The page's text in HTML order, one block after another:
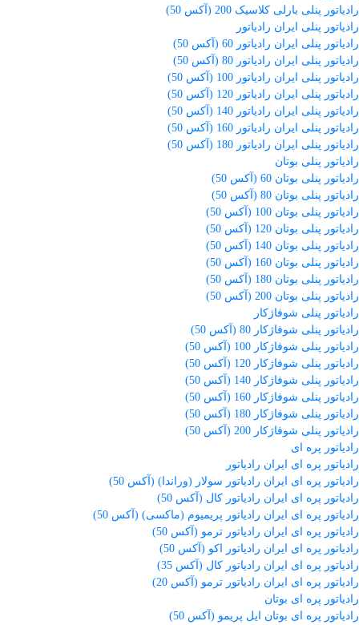
رادیاتور پنلی بارلی کلاسیک 200 (آکس 50)
رادیاتور پنلی ایران رادیاتور
رادیاتور پنلی ایران رادیاتور 60 (آکس 50)
رادیاتور پنلی ایران رادیاتور 80 (آکس 50)
رادیاتور پنلی ایران رادیاتور 100 (آکس 50)
رادیاتور پنلی ایران رادیاتور 120 (آکس 50)
رادیاتور پنلی ایران رادیاتور 140 (آکس 50)
رادیاتور پنلی ایران رادیاتور 160 (آکس 50)
رادیاتور پنلی ایران رادیاتور 180 (آکس 50)
رادیاتور پنلی بوتان
رادیاتور پنلی بوتان 60 (آکس 50)
رادیاتور پنلی بوتان 80 (آکس 50)
رادیاتور پنلی بوتان 100 (آکس 50)
رادیاتور پنلی بوتان 120 (آکس 50)
رادیاتور پنلی بوتان 140 (آکس 50)
رادیاتور پنلی بوتان 160 (آکس 50)
رادیاتور پنلی بوتان 180 (آکس 50)
رادیاتور پنلی بوتان 200 (آکس 50)
رادیاتور پنلی شوفاژکار
رادیاتور پنلی شوفاژکار 80 (آکس 50)
رادیاتور پنلی شوفاژکار 100 (آکس 50)
رادیاتور پنلی شوفاژکار 120 (آکس 50)
رادیاتور پنلی شوفاژکار 140 (آکس 50)
رادیاتور پنلی شوفاژکار 160 (آکس 50)
رادیاتور پنلی شوفاژکار 180 (آکس 50)
رادیاتور پنلی شوفاژکار 200 (آکس 50)
رادیاتور پره ای
رادیاتور پره ای ایران رادیاتور
رادیاتور پره ای ایران رادیاتور سولار (وراندا) (آکس 50)
رادیاتور پره ای ایران رادیاتور کال (آکس 50)
رادیاتور پره ای ایران رادیاتور پریمیوم (ماکسی) (آکس 50)
رادیاتور پره ای ایران رادیاتور ترمو (آکس 50)
رادیاتور پره ای ایران رادیاتور اکو (آکس 50)
رادیاتور پره ای ایران رادیاتور کال (آکس 35)
رادیاتور پره ای ایران رادیاتور ترمو (آکس 20)
رادیاتور پره ای بوتان
رادیاتور پره ای بوتان ایل پریمو (آکس 50)